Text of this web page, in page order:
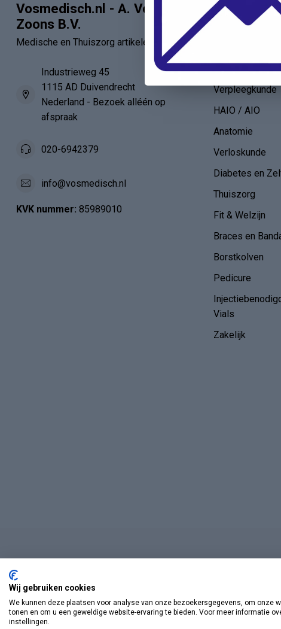
Vosmedisch.nl - A. Vos en
Zoons B.V.
Medische en Thuiszorg artikelen
Industrieweg 45
1115 AD Duivendrecht
Nederland - Bezoek alléén op
afspraak
020-6942379
info@vosmedisch.nl
KVK nummer: 85989010
EHBO - BHV
Verpleegkunde
HAIO / AIO
Anatomie
Verloskunde
Diabetes en
Thuiszorg
Fit & Welzijn
Braces en
Borstkolven
Pedicure
Vials
Zakelijk
Wij gebruiken cookies
We kunnen deze plaatsen voor analyse van onze bezoekersgegevens, om onze
tonen en om u een geweldige website-ervaring te bieden. Voor meer informatie
instellingen.